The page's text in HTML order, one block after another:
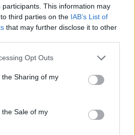
participants. This information may
third parties on the IAB’s List of
that may further disclose it to other
app uses one or more Google
usage behaviour. You may click to
Google and its third-party tags to
purposes in below Google
Opt Outs
Sharing of my
Sale of my